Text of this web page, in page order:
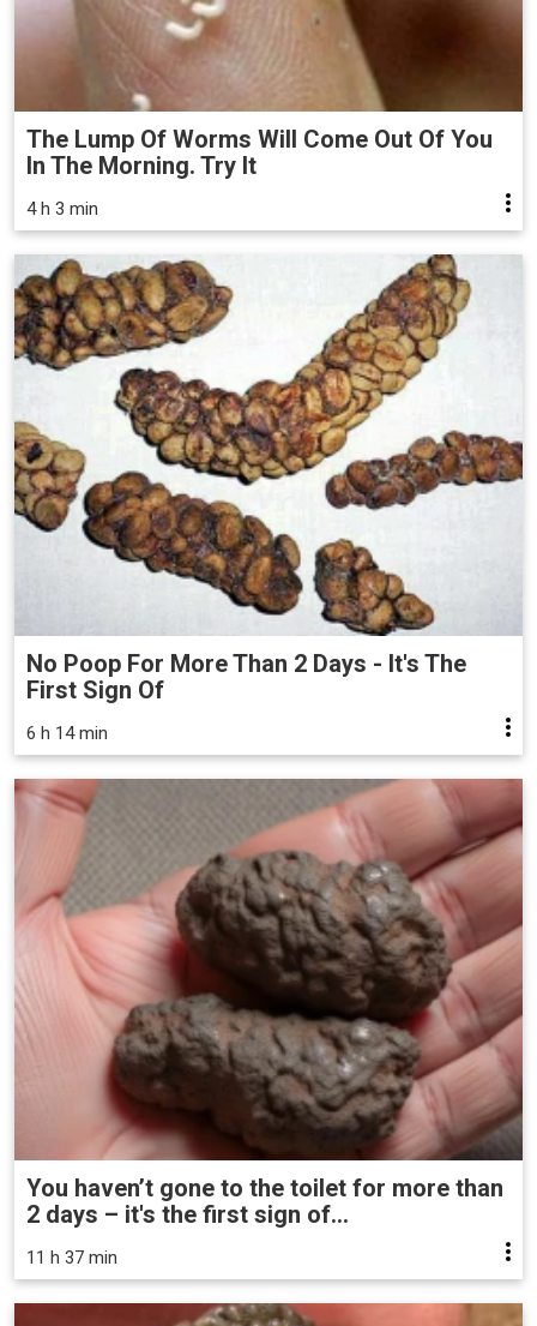
The Lump Of Worms Will Come Out Of You
In The Morning. Try It
4 h 3 min
No Poop For More Than 2 Days - It's The
First Sign Of
6 h 14 min
You haven’t gone to the toilet for more than
2 days – it's the first sign of...
11 h 37 min